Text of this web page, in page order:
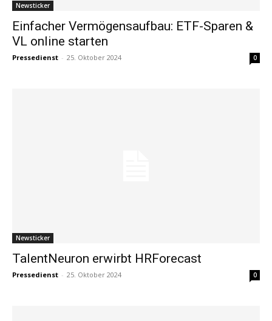
Newsticker
Einfacher Vermögensaufbau: ETF-Sparen &
VL online starten
Pressedienst - 25. Oktober 2024 0
Newsticker
TalentNeuron erwirbt HRForecast
Pressedienst - 25. Oktober 2024 0